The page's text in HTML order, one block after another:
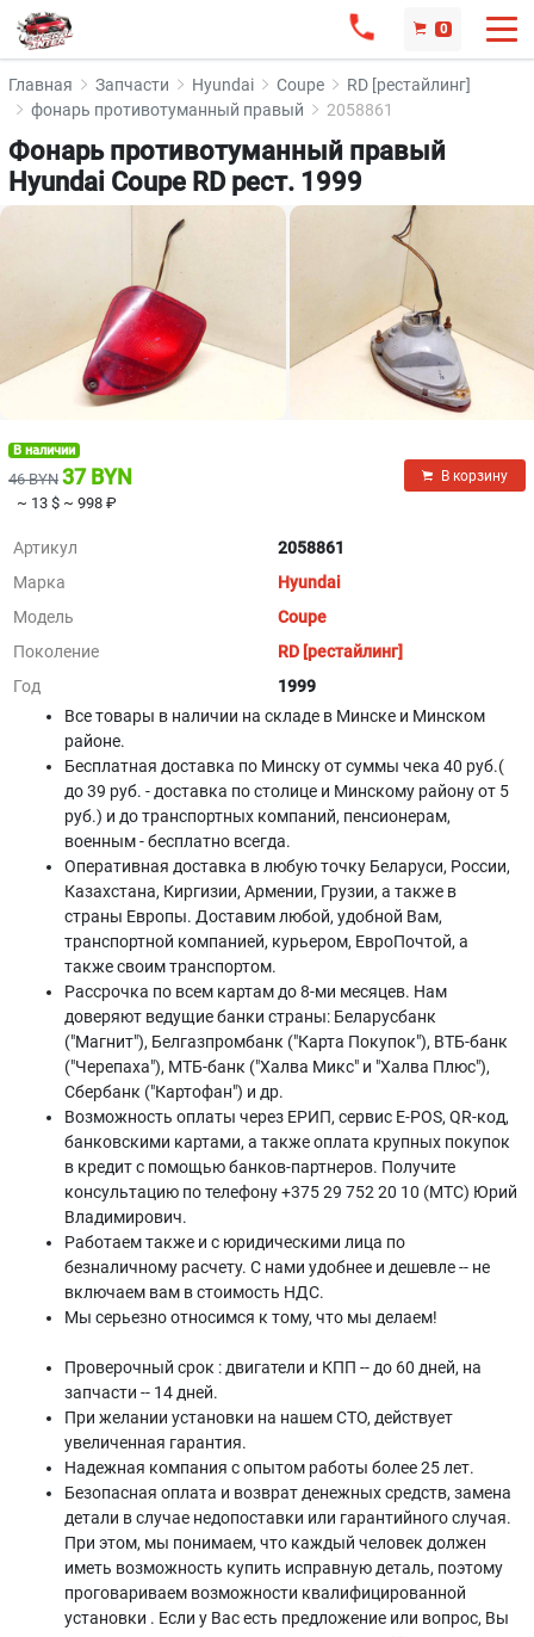
0
Главная Запчасти Hyundai Coupe
RD [рестайлинг]
фонарь противотуманный правый
2058861
Фонарь противотуманный правый
Hyundai Coupe RD рест. 1999
В наличии
46 BYN 37 BYN
~ 13 $ ~ 998 ₽
В корзину
Артикул
2058861
Марка
Hyundai
Модель
Coupe
Поколение
RD [рестайлинг]
Год
1999
Все товары в наличии на складе в Минскe и Минском
районе.
Бесплатная доставка по Минску от суммы чека 40 руб.(
до 39 руб. - доставка по столице и Минскому району от 5
руб.) и до транспортных компаний, пенсионерам,
военным - бесплатно всегда.
Оперативная доставка в любую точку Беларуси, России,
Казахстана, Киргизии, Армении, Грузии, а также в
страны Европы. Доставим любой, удобной Вам,
транспортной компанией, курьером, ЕвроПочтой, а
также своим транспортом.
Рассрочка по всем картам до 8-ми месяцев. Нам
доверяют ведущие банки страны: Беларусбанк
("Магнит"), Белгазпромбанк ("Карта Покупок"), ВТБ-банк
("Черепаха"), МТБ-банк ("Халва Микс" и "Халва Плюс"),
Сбербанк ("Картофан") и др.
Возможность оплаты через ЕРИП, сервис E-POS, QR-код,
банковскими картами, а также оплата крупных покупок
в кредит с помощью банков-партнеров. Получите
консультацию по телефону +375 29 752 20 10 (МТС) Юрий
Владимирович.
Работаем также и с юридическими лица по
безналичному расчету. С нами удобнее и дешевле -- не
включаем вам в стоимость НДС.
Мы серьезно относимся к тому, что мы делаем!
Проверочный срок : двигатели и КПП -- до 60 дней, на
запчасти -- 14 дней.
При желании установки на нашем СТО, действует
увеличенная гарантия.
Надежная компания с опытом работы более 25 лет.
Безопасная оплата и возврат денежных средств, замена
детали в случае недопоставки или гарантийного случая.
При этом, мы понимаем, что каждый человек должен
иметь возможность купить исправную деталь, поэтому
проговариваем возможности квалифицированной
установки . Если у Вас есть предложение или вопрос, Вы